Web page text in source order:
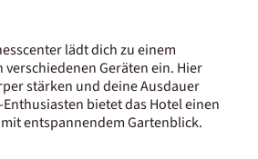
lädt dich zu einem
Geräten ein. Hier
stärken und deine Ausdauer
bietet das Hotel einen
entspannendem Gartenblick.